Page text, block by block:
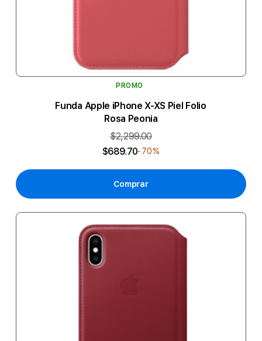
PROMO
Funda Apple iPhone X-XS Piel Folio
Rosa Peonia
$2,299.00
$689.70-70%
Comprar